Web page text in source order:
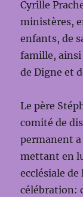
Cyrille
ministères,
enfants, de
famille, ainsi
de Digne et
Le père
comité de
permanent a
mettant en
ecclésiale de
célébration: